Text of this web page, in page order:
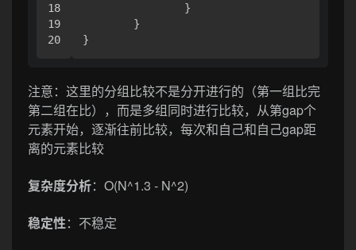
18
19
}
注意：这里的分组比较不是分开进行的（第一组比完
第二组在比），而是多组同时进行比较，从第gap个
元素开始，逐渐往前比较，每次和自己和自己gap距
离的元素比较
复杂度分析：O(N^1.3 - N^2)
稳定性：不稳定